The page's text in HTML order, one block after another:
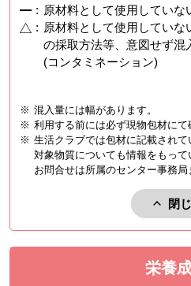
: 原材料として使用していな
: 原材料として使用してい
の採取方法等、意図せず混
(コンタミネーション)
※ 混入量には幅があります。
※ 利用する前には必ず現物包材にて
※ 生活クラブでは包材に記載され
対象物質についても情報をもって
お問合せは所属のセンター事務局
閉ア
栄養